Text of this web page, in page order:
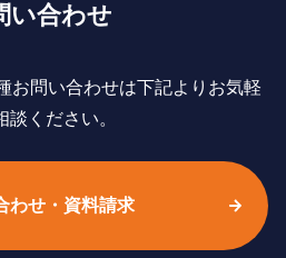
い合わせ
お問い合わせは下記よりお気軽
談ください。
わせ・資料請求